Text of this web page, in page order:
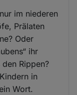
im niederen
Prälaten
Oder
ihr
Rippen?
in
Wort.